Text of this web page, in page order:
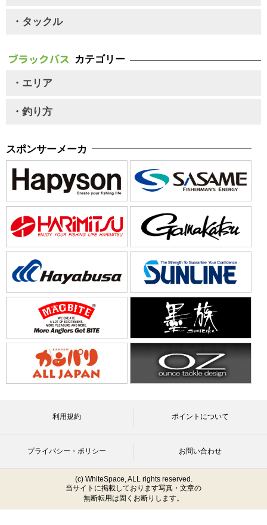
・タックル
カテゴリー
・エリア
・釣り方
スポンサーメーカ
利用規約 ポイントについて
プライバシー・ポリシー お問い合わせ
(c) WhiteSpace, ALL rights reserved.
当サイトに掲載しております写真・文章の
無断転用は固くお断りします。